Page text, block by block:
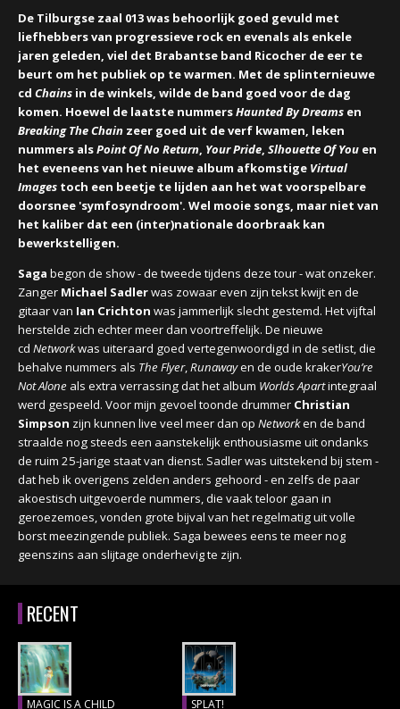
De Tilburgse zaal 013was behoorlijk goed gevuld met
liefhebbers van progressieve rock en evenals als enkele
jaren geleden, viel det Brabantse band Ricocher de eer te
beurt om het publiek op te warmen. Met de splinternieuwe
cd Chains in de winkels, wilde de band goed voor de dag
komen. Hoewel de laatste nummersHaunted By Dreams en
Breaking The Chain zeer goed uit de verf kwamen, leken
nummers alsPoint Of No Return, Your Pride, Slhouette Of You en
het eveneens van het nieuwe album afkomstige Virtual
Images toch een beetje te lijden aan het wat voorspelbare
doorsnee 'symfosyndroom'. Wel mooie songs, maar niet van
het kaliber dat een (inter)nationale doorbraak kan
bewerkstelligen.
Saga begon de show - de tweede tijdens deze tour - wat onzeker.
Zanger Michael Sadlerwas zowaar even zijn tekst kwijt en de
gitaar van Ian Crichton was jammerlijk slecht gestemd. Het vijftal
herstelde zich echter meer dan voortreffelijk. De nieuwe
cd Networkwas uiteraard goed vertegenwoordigd in de setlist, die
behalve nummers als The Flyer,Runawayen de oude krakerYou’re
Not Alone als extra verrassing dat het album Worlds Apartintegraal
werd gespeeld. Voor mijn gevoel toonde drummer Christian
Simpson zijn kunnen live veel meer dan op Networken de band
straalde nog steeds een aanstekelijk enthousiasme uit ondanks
de ruim 25-jarige staat van dienst. Sadler was uitstekend bij stem -
dat heb ik overigens zelden anders gehoord - en zelfs de paar
akoestisch uitgevoerde nummers, die vaak teloor gaan in
geroezemoes, vonden grote bijval van het regelmatig uit volle
borst meezingende publiek. Saga bewees eens te meer nog
geenszins aan slijtage onderhevig te zijn.
RECENT
MAGIC IS A CHILD SPLAT!